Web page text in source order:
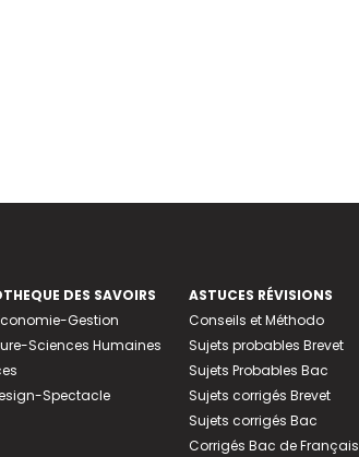
DES SAVOIRS
Gestion
Sciences Humaines
Spectacle
ASTUCES RÉVISIONS
Conseils et Méthodo
Sujets probables Brevet
Sujets Probables Bac
Sujets corrigés Brevet
Sujets corrigés Bac
Corrigés Bac de Français